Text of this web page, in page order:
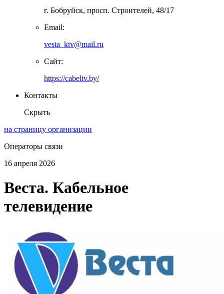
г. Бобруйск, просп. Строителей, 48/17
Email:
vesta_ktv@mail.ru
Сайт:
https://cabeltv.by/
Контакты
Скрыть
на страницу организации
Операторы связи
16 апреля 2026
Веста. Кабельное
телевидение